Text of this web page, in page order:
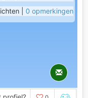
| 0 opmerkingen